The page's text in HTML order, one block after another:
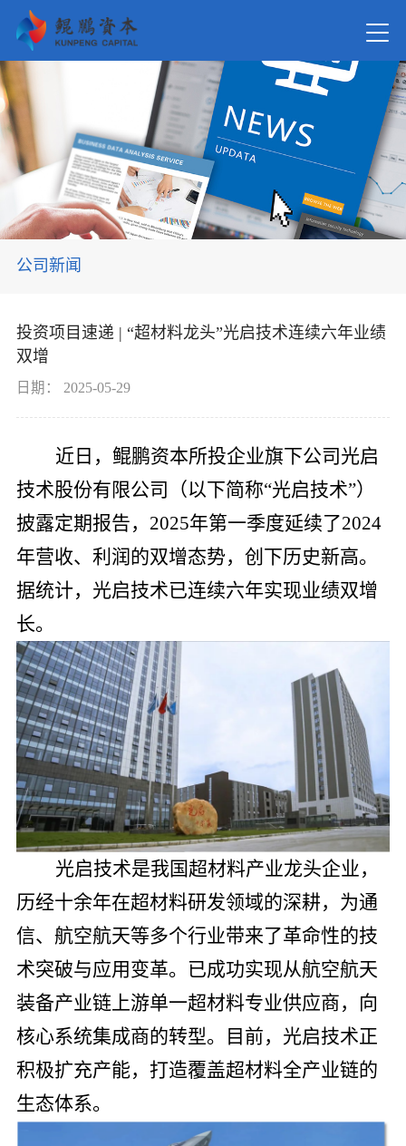
关于我
新闻资
党的建
联系我
公司新闻
投资项目速递 | “超材料龙头”光启技术连续六年业绩
双增
日期： 2025-05-29
近日，鲲鹏资本所投企业旗下公司光启
技术股份有限公司（以下简称“光启技术”）
披露定期报告，2025年第一季度延续了2024
年营收、利润的双增态势，创下历史新高。
据统计，光启技术已连续六年实现业绩双增
长。
光启技术是我国超材料产业龙头企业，
历经十余年在超材料研发领域的深耕，为通
信、航空航天等多个行业带来了革命性的技
术突破与应用变革。已成功实现从航空航天
装备产业链上游单一超材料专业供应商，向
核心系统集成商的转型。目前，光启技术正
积极扩充产能，打造覆盖超材料全产业链的
生态体系。